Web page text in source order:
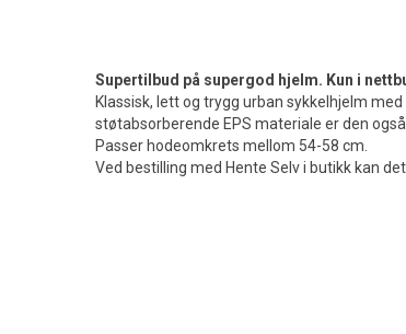
Supertilbud på supergod hjelm. Kun i
Klassisk, lett og trygg urban sykkelhjelm
støtabsorberende EPS materiale er den
Passer hodeomkrets mellom 54-58 cm.
Ved bestilling med Hente Selv i butikk kan